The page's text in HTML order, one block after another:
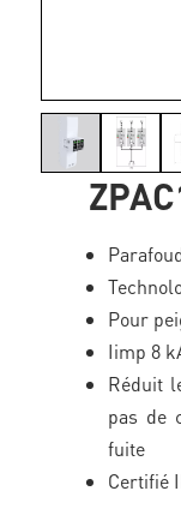
Pour
Iimp 8
Réduit
pas de
fuite
Certifié